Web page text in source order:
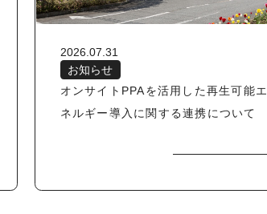
2026.07.31
お知らせ
オンサイトPPAを活用した再生可能エ
ネルギー導入に関する連携について